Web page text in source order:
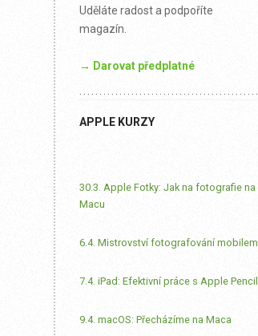
Uděláte radost a podpoříte
magazín.
→ Darovat předplatné
APPLE KURZY
30.3. Apple Fotky: Jak na fotografie na
Macu
6.4. Mistrovství fotografování mobilem
7.4. iPad: Efektivní práce s Apple Pencil
9.4. macOS: Přecházíme na Maca